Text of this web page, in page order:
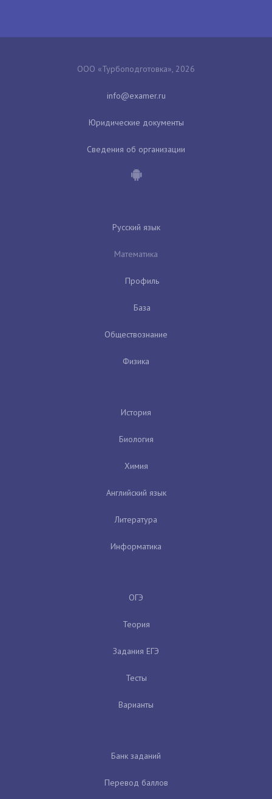
ООО «Турбоподготовка», 2026
Юридические документы
Сведения об организации
Русский язык
Математика
Профиль
База
Обществознание
Физика
История
Биология
Химия
Английский язык
Литература
Информатика
ОГЭ
Теория
Задания ЕГЭ
Тесты
Варианты
Банк заданий
Перевод баллов